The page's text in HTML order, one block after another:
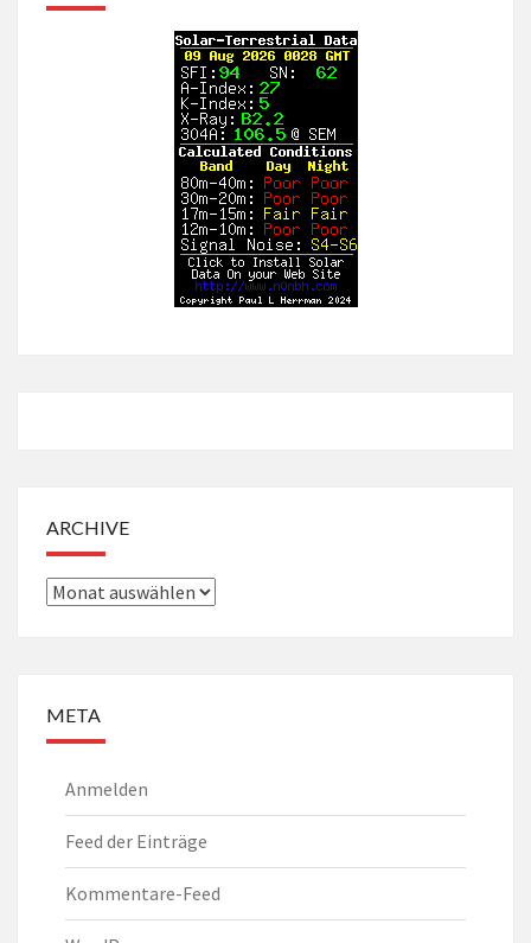
ARCHIVE
Archive
META
Anmelden
Feed der Einträge
Kommentare-Feed